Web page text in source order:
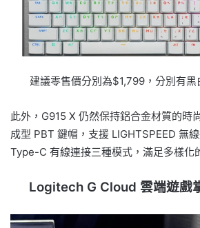
建議零售價分別為$1,799，分別有黑
此外，G915 X 仍然保持鋁合金材質的時
成型 PBT 鍵帽，支援 LIGHTSPEED 無
Type-C 有線連接三種模式，滿足多樣化
Logitech G Cloud 雲端遊戲